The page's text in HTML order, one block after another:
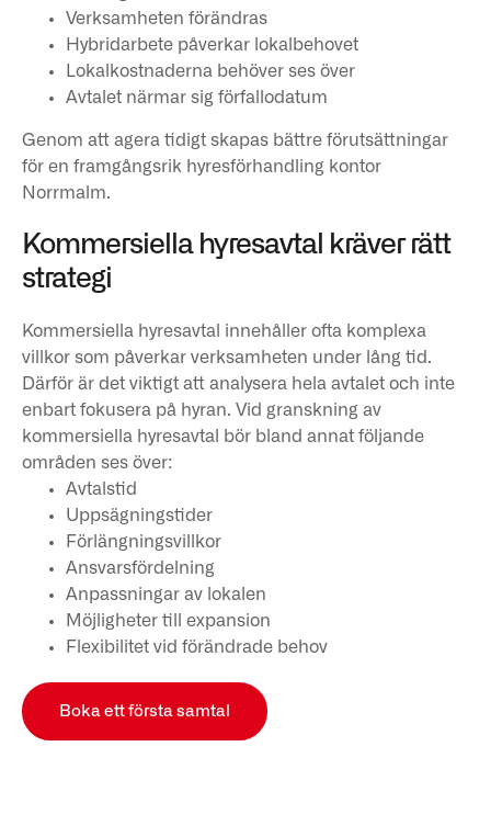
Verksamheten förändras
Hybridarbete påverkar lokalbehovet
Lokalkostnaderna behöver ses över
Avtalet närmar sig förfallodatum
Genom att agera tidigt skapas bättre förutsättningar
för en framgångsrik hyresförhandling kontor
Norrmalm.
Kommersiella hyresavtal kräver rätt
strategi
Kommersiella hyresavtal innehåller ofta komplexa
villkor som påverkar verksamheten under lång tid.
Därför är det viktigt att analysera hela avtalet och inte
enbart fokusera på hyran. Vid granskning av
kommersiella hyresavtal bör bland annat följande
områden ses över:
Avtalstid
Uppsägningstider
Förlängningsvillkor
Ansvarsfördelning
Anpassningar av lokalen
Möjligheter till expansion
Flexibilitet vid förändrade behov
Boka ett första samtal